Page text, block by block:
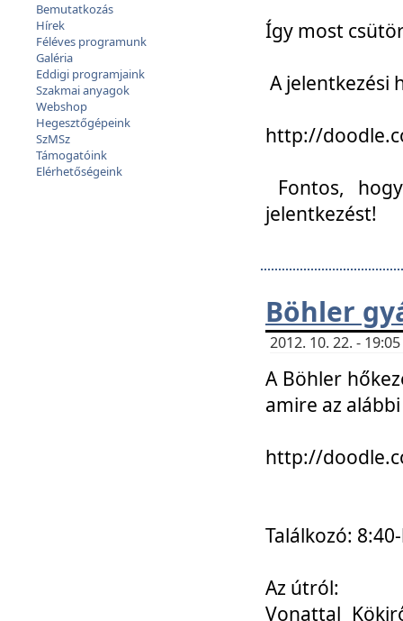
Bemutatkozás
Hírek
Féléves programunk
Galéria
Eddigi programjaink
Szakmai anyagok
Webshop
Hegesztőgépeink
SzMSz
Támogatóink
Elérhetőségeink
Így most
A jelentkezési
http://
Fontos,
jelentkezést!
Böhler
2012. 10. 22. -
A Böhler
amire az
http://
Találkozó:
Az útról:
Vonattal